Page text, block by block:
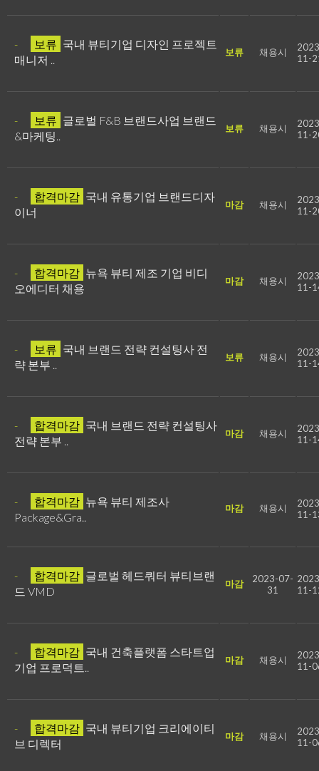
- 보류 국내 뷰티기업 디자인 프로젝트
매니저 ..
보류 채용시
11-
- 보류 글로벌 F&B 브랜드사업 브랜드
&마케팅..
보류 채용시
11-
- 합격마감 국내 유통기업 브랜드디자
이너
마감 채용시
11-
- 합격마감 뉴욕 뷰티 제조 기업 비디
오에디터 채용
마감 채용시
11-
- 보류 국내 브랜드 전략 컨설팅사 전
략 본부 ..
보류 채용시
11-
- 합격마감 국내 브랜드 전략 컨설팅사
전략 본부 ..
마감 채용시
11-
- 합격마감 뉴욕 뷰티 제조사
Package&Gra..
마감 채용시
11-
- 합격마감 글로벌 헤드쿼터 뷰티브랜
드 VMD
마감
2023-07-
31
11-
- 합격마감 국내 건축플랫폼 스타트업
기업 프로덕트..
마감 채용시
11-
- 합격마감 국내 뷰티기업 크리에이티
브 디렉터
마감 채용시
11-